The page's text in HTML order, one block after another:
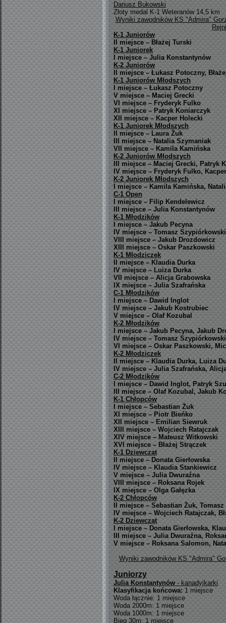
Dariusz Bukowski
Złoty medal K-1 Weteranów 14,5 km
Wyniki zawodników KS "Admira"
K-1 Juniorów
II miejsce – Błażej Turski
K-1 Juniorek
I miejsce – Julia Konstantynów
K-2 Juniorów
II miejsce – Łukasz Potoczny,
K-1 Juniorów Młodszych
I miejsce – Łukasz Potoczny
V miejsce – Maciej Grecki
VI miejsce – Fryderyk Fulko
XI miejsce – Patryk Koniarczyk
XII miejsce – Kacper Holecki
K-1 Juniorek Młodszych
II miejsce – Laura Żuk
III miejsce – Natalia Szymaniak
VII miejsce – Kamila Kamińska
K-2 Juniorów Młodszych
III miejsce – Maciej Grecki, Patryk
IV miejsce – Fryderyk Fulko,
K-2 Juniorek Młodszych
I miejsce – Kamila Kamińska,
C-1 Open
I miejsce – Filip Kendelewicz
III miejsce – Julia Konstantynów
K-1 Młodzików
I miejsce – Jakub Pecyna
IV miejsce – Tomasz Szypiórkowski
VIII miejsce – Jakub Drozdowicz
XIII miejsce – Oskar Paszkowski
K-1 Młodziczek
II miejsce – Klaudia Durka
IV miejsce – Luiza Durka
VII miejsce – Alicja Grabowska
IX miejsce – Julia Szafrańska
C-1 Młodzików
I miejsce – Dawid Inglot
IV miejsce – Jakub Kostrubiec
V miejsce – Olaf Kozubal
K-2 Młodzików
I miejsce – Jakub Pecyna, Jakub
IV miejsce – Tomasz
VI miejsce – Oskar Paszkowski,
K-2 Młodziczek
II miejsce – Klaudia Durka, Luiza
IV miejsce – Julia Szafrańska,
C-2 Młodzików
I miejsce – Dawid Inglot, Patryk
III miejsce – Olaf Kozubal, Jakub
K-1 Chłopców
I miejsce – Sebastian Żuk
XI miejsce – Piotr Bieńko
XII miejsce – Emilian Siewruk
XIII miejsce – Wojciech Ratajczak
XIV miejsce – Mateusz Witkowski
XVI miejsce – Błażej Strączek
K-1 Dziewcząt
II miejsce – Donata Gierłowska
IV miejsce – Klaudia Stankiewicz
V miejsce – Julia Dwuraźna
VIII miejsce – Roksana Rojek
IX miejsce – Olga Gałęzka
K-2 Chłopców
II miejsce – Sebastian Żuk,
IV miejsce – Wojciech Ratajczak,
K-2 Dziewcząt
I miejsce – Donata Gierłowska,
III miejsce – Julia Dwuraźna,
V miejsce – Roksana Salomon,
Wyniki zawodników KS "Admira"
Juniorzy
Julia Konstantynów - kanadyjkarki
Klasyfikacja końcowa: 1 miejsce
Woda łącznie: 1 miejsce
Woda 2000m: 1 miejsce
Woda 1000m: 1 miejsce
Bieg 30m: 1 miejsce